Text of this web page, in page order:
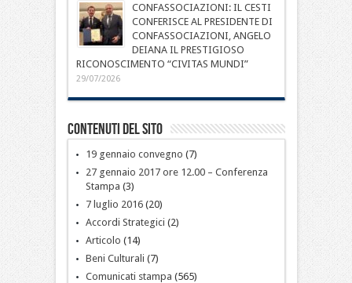
CONFASSOCIAZIONI: IL CESTI
CONFERISCE AL PRESIDENTE DI
CONFASSOCIAZIONI, ANGELO
DEIANA IL PRESTIGIOSO
RICONOSCIMENTO “CIVITAS MUNDI”
29/07/2026
Contenuti del sito
19 gennaio convegno (7)
27 gennaio 2017 ore 12.00 – Conferenza
Stampa (3)
7 luglio 2016(20)
Accordi Strategici (2)
Articolo (14)
Beni Culturali (7)
Comunicati stampa (565)